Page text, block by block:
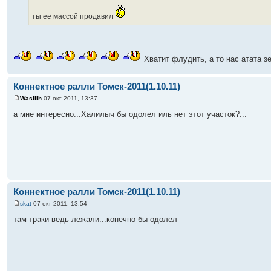
ты ее массой продавил
Хватит флудить, а то нас атата
Коннектное ралли Томск-2011(1.10.11)
Wasilih 07 окт 2011, 13:37
а мне интересно...Халилыч бы одолел иль нет этот участок?...
Коннектное ралли Томск-2011(1.10.11)
skat 07 окт 2011, 13:54
там траки ведь лежали...конечно бы одолел